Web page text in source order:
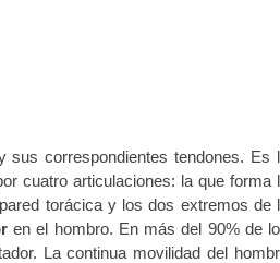
sus correspondientes tendones. Es
cuatro articulaciones: la que forma
torácica y los dos extremos de
en el hombro. En más del 90% de
La continua movilidad del